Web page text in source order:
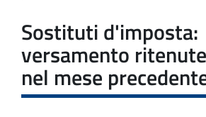
Sostituti d'imposta:
versamento
nel mese